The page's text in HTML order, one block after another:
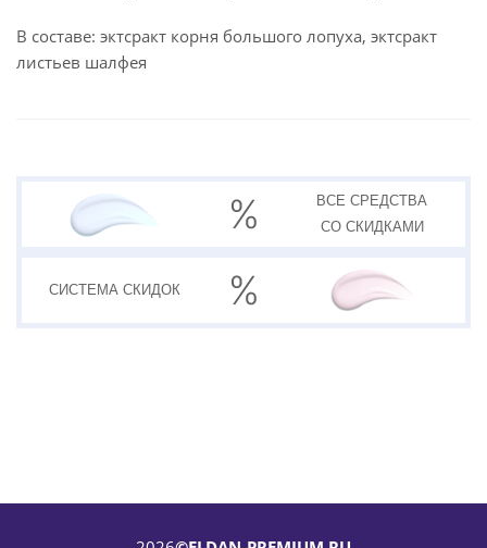
В составе: эктсракт корня большого лопуха, эктсракт
листьев шалфея
ВСЕ СРЕДСТВА
СО СКИДКАМИ
СИСТЕМАСКИДОК
СРОК ДО 11.2026